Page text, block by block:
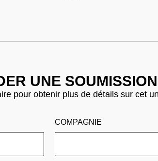
UNE SOUMISSION
pour obtenir plus de détails sur cet
COMPAGNIE